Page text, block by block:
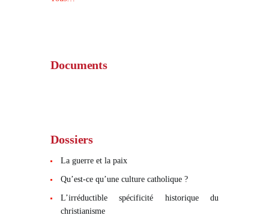
Documents
Dossiers
La guerre et la paix
Qu’est-ce qu’une culture catholique ?
L’irréductible spécificité historique du
christianisme